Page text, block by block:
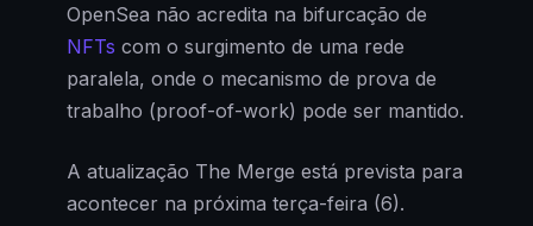
OpenSea não acredita na bifurcação de
NFTs com o surgimento de uma rede
paralela, onde o mecanismo de prova de
trabalho (proof-of-work) pode ser mantido.
A atualização The Merge está prevista para
acontecer na próxima terça-feira (6).